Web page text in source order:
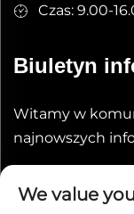
Czas: 9.00-
Biuletyn
Witamy w
najnowszych
We value